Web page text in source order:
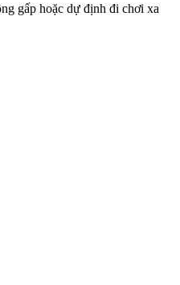
gấp hoặc dự định đi chơi xa